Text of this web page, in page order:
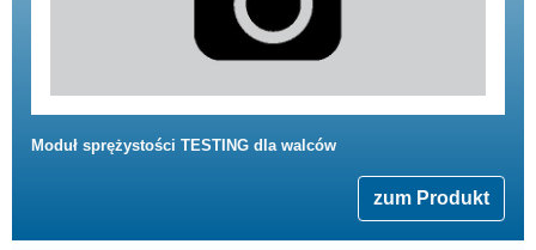
Moduł sprężystości TESTING dla walców
zum Produkt